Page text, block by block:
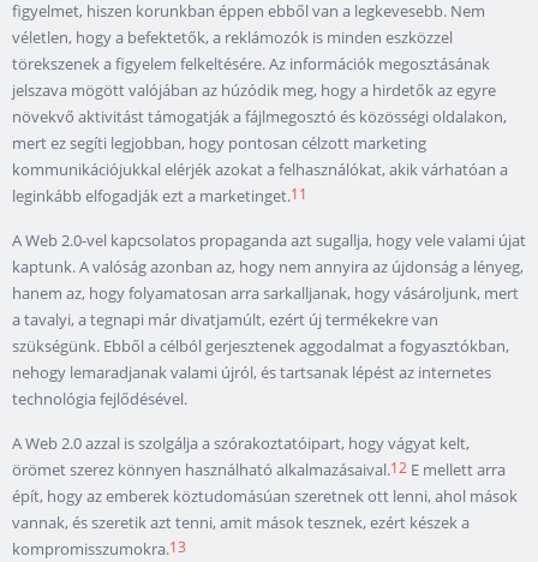
figyelmet, hiszen korunkban éppen ebből van a legkevesebb. Nem
véletlen, hogy a befektetők, a reklámozók is minden eszközzel
törekszenek a figyelem felkeltésére. Az információk megosztásának
jelszava mögött valójában az húzódik meg, hogy a hirdetők az egyre
növekvő aktivitást támogatják a fájlmegosztó és közösségi oldalakon,
mert ez segíti legjobban, hogy pontosan célzott marketing
kommunikációjukkal elérjék azokat a felhasználókat, akik várhatóan a
leginkább elfogadják ezt a marketinget.11
A Web 2.0-vel kapcsolatos propaganda azt sugallja, hogy vele valami újat
kaptunk. A valóság azonban az, hogy nem annyira az újdonság a lényeg,
hanem az, hogy folyamatosan arra sarkalljanak, hogy vásároljunk, mert
a tavalyi, a tegnapi már divatjamúlt, ezért új termékekre van
szükségünk. Ebből a célból gerjesztenek aggodalmat a fogyasztókban,
nehogy lemaradjanak valami újról, és tartsanak lépést az internetes
technológia fejlődésével.
A Web 2.0 azzal is szolgálja a szórakoztatóipart, hogy vágyat kelt,
örömet szerez könnyen használható alkalmazásaival.12 E mellett arra
épít, hogy az emberek köztudomásúan szeretnek ott lenni, ahol mások
vannak, és szeretik azt tenni, amit mások tesznek, ezért készek a
kompromisszumokra.13